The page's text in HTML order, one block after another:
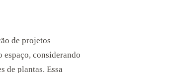
de projetos
considerando
de plantas. Essa